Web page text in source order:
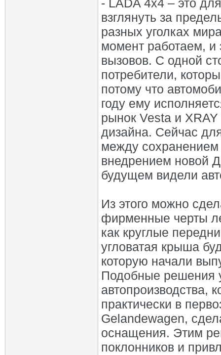
- LADA 4х4 – это
взглянуть за
разных уголках
момент работаем, и
вызовов. С одной
потребители,
потому что
году ему
рынок Vesta и
дизайна. Сейчас
между
внедрением новой
будущем видели
Из этого можно
фирменные черты
как круглые
угловатая крыша
которую начали
Подобные решения
автопроизводства,
практически в
Gelandewagen,
оснащения. Этим
поклонников и